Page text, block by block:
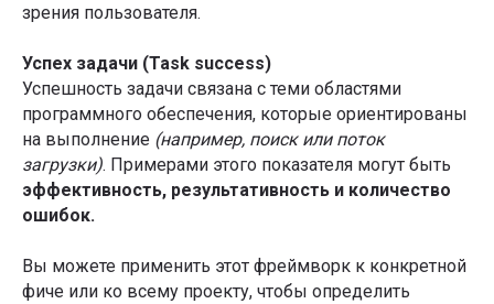
зрения пользователя.
Успех задачи (Task success)
Успешность задачи связана с теми областями
программного обеспечения, которые ориентированы
на выполнение (например, поиск или поток
загрузки). Примерами этого показателя могут быть
эффективность, результативность и количество
ошибок.
Вы можете применить этот фреймворк к конкретной
фиче или ко всему проекту, чтобы определить